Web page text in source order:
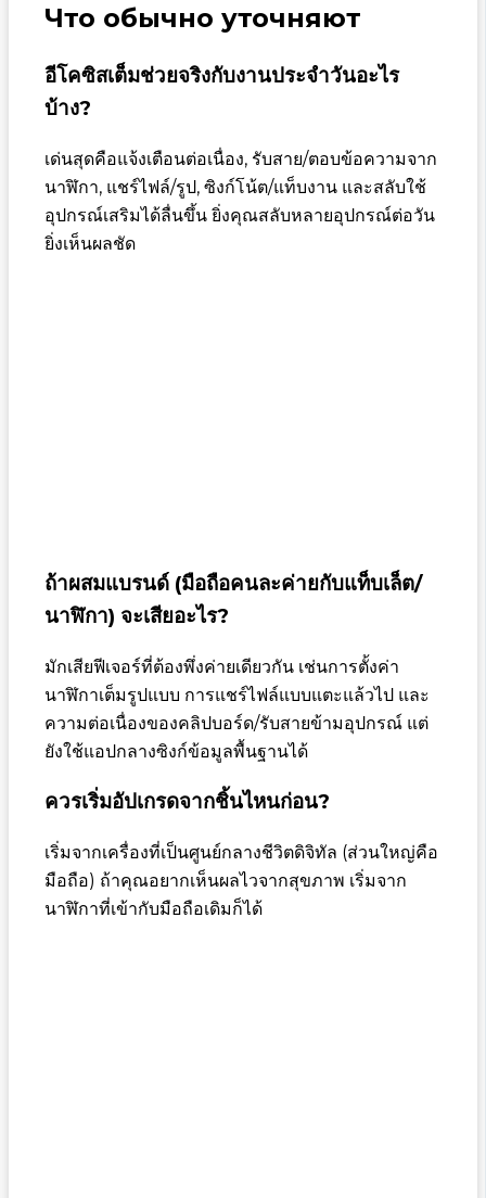
Что обычно уточняют
อีโคซิสเต็มช่วยจริงกับงานประจำวันอะไร
บ้าง?
เด่นสุดคือแจ้งเตือนต่อเนื่อง, รับสาย/ตอบข้อความจาก
นาฬิกา, แชร์ไฟล์/รูป, ซิงก์โน้ต/แท็บงาน และสลับใช้
อุปกรณ์เสริมได้ลื่นขึ้น ยิ่งคุณสลับหลายอุปกรณ์ต่อวัน
ยิ่งเห็นผลชัด
ถ้าผสมแบรนด์ (มือถือคนละค่ายกับแท็บเล็ต/
นาฬิกา) จะเสียอะไร?
มักเสียฟีเจอร์ที่ต้องพึ่งค่ายเดียวกัน เช่นการตั้งค่า
นาฬิกาเต็มรูปแบบ การแชร์ไฟล์แบบแตะแล้วไป และ
ความต่อเนื่องของคลิปบอร์ด/รับสายข้ามอุปกรณ์ แต่
ยังใช้แอปกลางซิงก์ข้อมูลพื้นฐานได้
ควรเริ่มอัปเกรดจากชิ้นไหนก่อน?
เริ่มจากเครื่องที่เป็นศูนย์กลางชีวิตดิจิทัล (ส่วนใหญ่คือ
มือถือ) ถ้าคุณอยากเห็นผลไวจากสุขภาพ เริ่มจาก
นาฬิกาที่เข้ากับมือถือเดิมก็ได้